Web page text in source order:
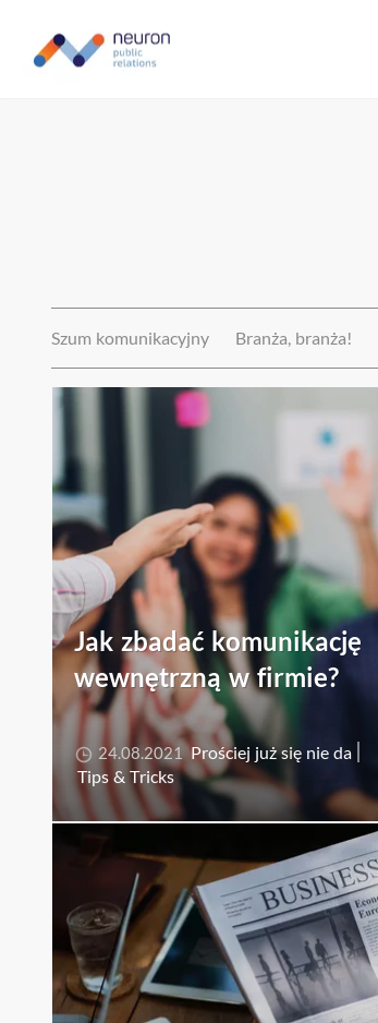
Szum komunikacyjny Branża, branża!
Jak zbadać komunikację
wewnętrzną w firmie?
24.08.2021 Prościej już się nie da
Tips & Tricks